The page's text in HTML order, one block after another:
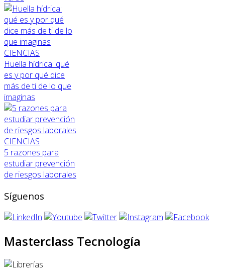
CIENCIAS
Huella hídrica: qué
es y por qué dice
más de ti de lo que
imaginas
CIENCIAS
5 razones para
estudiar prevención
de riesgos laborales
Síguenos
Masterclass Tecnología